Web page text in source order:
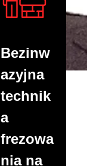
Bezinw
azyjna
technik
a
frezowa
nia na